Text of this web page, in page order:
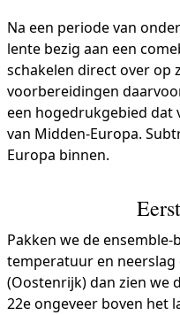
Na een periode van
lente bezig aan een
schakelen direct over op
voorbereidingen
een hogedrukgebied dat
van Midden-Europa.
Europa binnen.
Pakken we de
temperatuur en neerslag
(Oostenrijk) dan zien we
22e ongeveer boven het